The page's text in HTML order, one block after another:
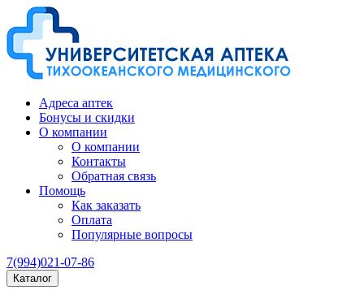
Адреса аптек
Бонусы и скидки
О компании
О компании
Контакты
Обратная связь
Помощь
Как заказать
Оплата
Популярные вопросы
7(994)021-07-86
Каталог